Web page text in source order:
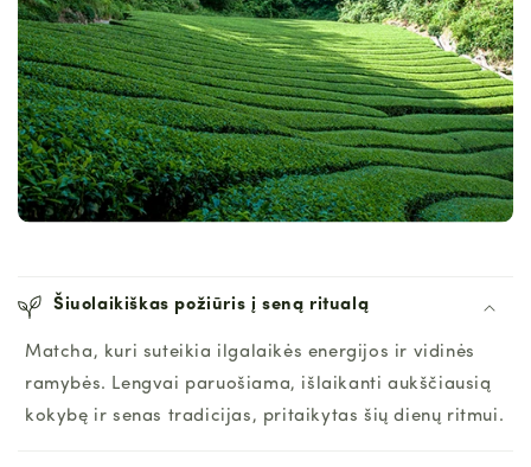
Šiuolaikiškas požiūris į seną ritualą
Matcha, kuri suteikia ilgalaikės energijos ir vidinės
ramybės. Lengvai paruošiama, išlaikanti aukščiausią
kokybę ir senas tradicijas, pritaikytas šių dienų ritmui.